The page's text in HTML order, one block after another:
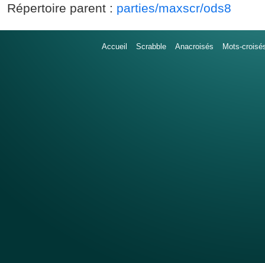
Répertoire parent : parties/maxscr/ods8
Accueil Scrabble Anacroisés Mots-